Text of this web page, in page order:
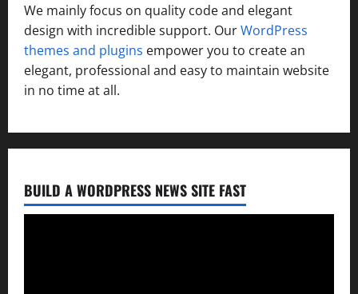
We mainly focus on quality code and elegant
design with incredible support. OurWordPress
themes and plugins empower you to create an
elegant, professional and easy to maintain website
in no time at all.
BUILD A WORDPRESS NEWS SITE FAST